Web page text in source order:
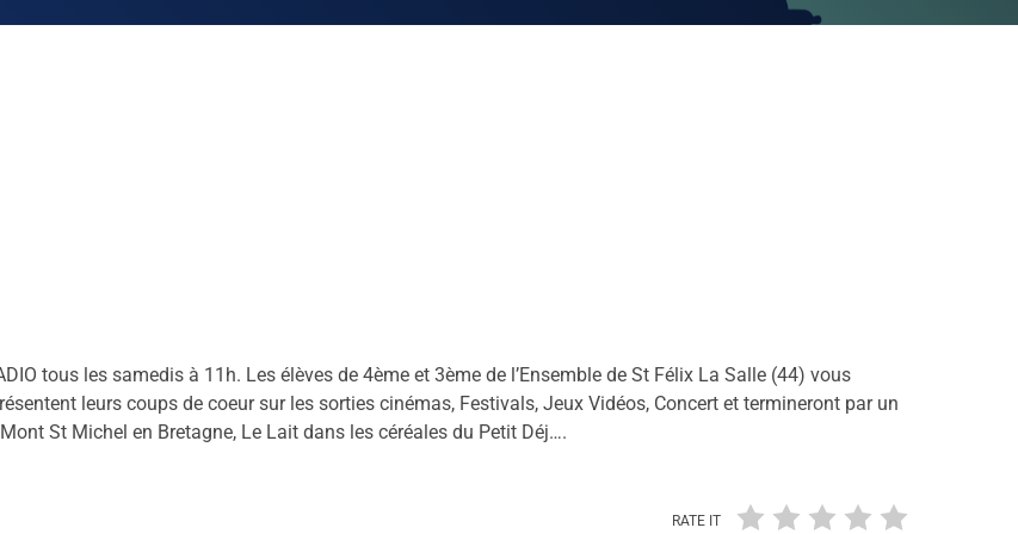
tous les samedis à 11h. Les élèves de 4ème et 3ème de l’Ensemble de St Félix La Salle (44) vous
leurs coups de coeur sur les sorties cinémas, Festivals, Jeux Vidéos, Concert et termineront par un
St Michel en Bretagne, Le Lait dans les céréales du Petit Déj….
RATE IT